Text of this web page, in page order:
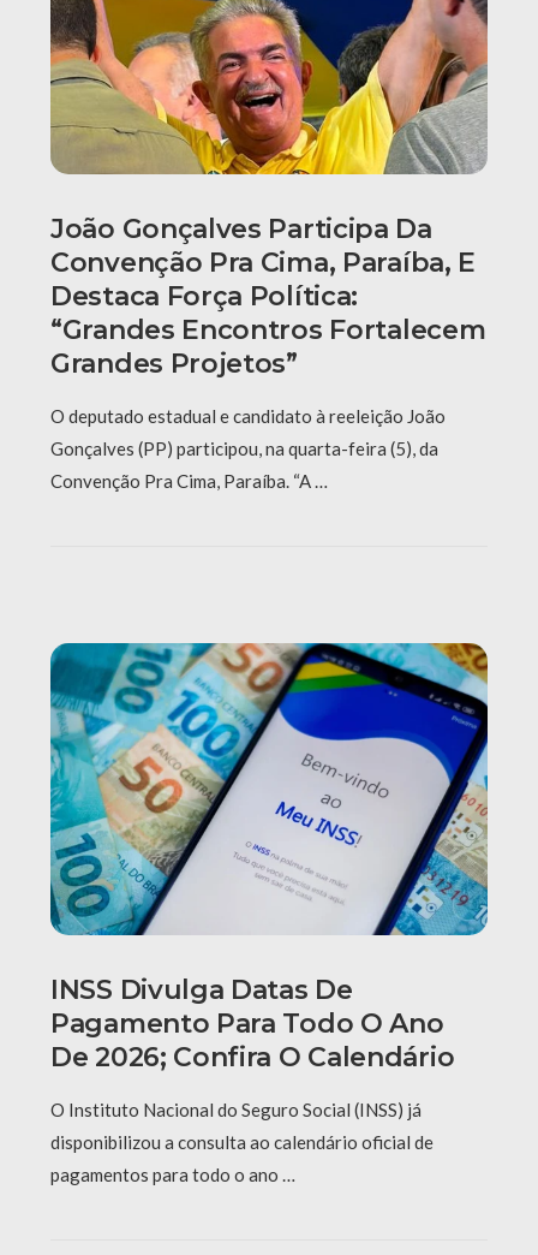
João Gonçalves Participa Da
Convenção Pra Cima, Paraíba, E
Destaca Força Política:
“grandes Encontros Fortalecem
Grandes Projetos”
O deputado estadual e candidato à reeleição João
Gonçalves (PP) participou, na quarta-feira (5), da
Convenção Pra Cima, Paraíba. “A …
INSS Divulga Datas De
Pagamento Para Todo O Ano
De 2026; Confira O Calendário
O Instituto Nacional do Seguro Social (INSS) já
disponibilizou a consulta ao calendário oficial de
pagamentos para todo o ano …